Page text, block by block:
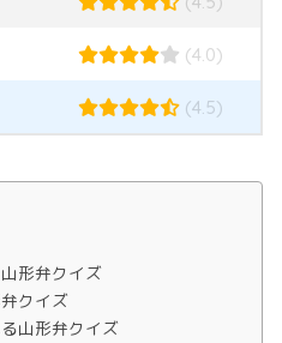
(4.0)
(4.5)
形弁クイズ
クイズ
山形弁クイズ